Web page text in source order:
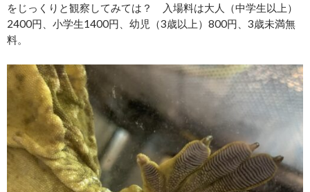
をじっくりと観察してみては？ 入場料は大人（中学生以上）
2400円、小学生1400円、幼児（3歳以上）800円、3歳未満無
料。